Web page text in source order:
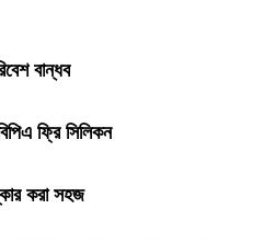
বান্ধব
ফ্রি সিলিকন
করা সহজ